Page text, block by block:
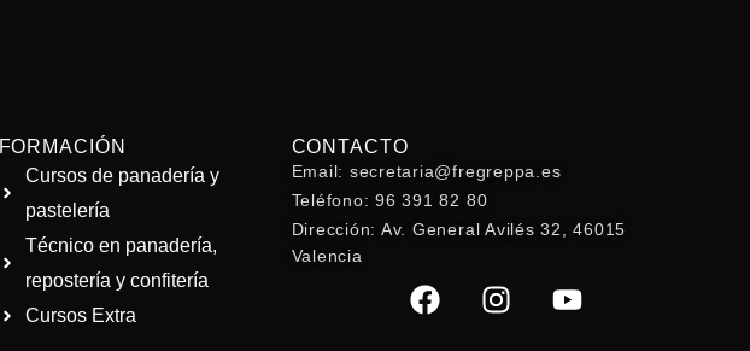
FORMACIÓN
Cursos de panadería y
pastelería
Técnico en panadería,
repostería y confitería
Cursos Extra
CONTACTO
Email: secretaria@fregreppa.es
Teléfono: 96 391 82 80
Dirección: Av. General Avilés 32, 46015
Valencia
F
a
I
n
Y
o